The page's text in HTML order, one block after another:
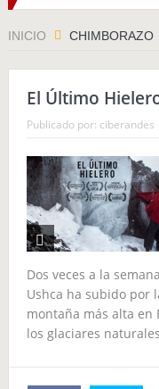
La importancia del
americanas
El soldado soviético
El Último Hielero
El 2015 económico
INICIO CHIMBORAZO
El Último
Publicado por: ciberandes
Dos veces a la
Ushca ha subido por
montaña más alta en
los glaciares